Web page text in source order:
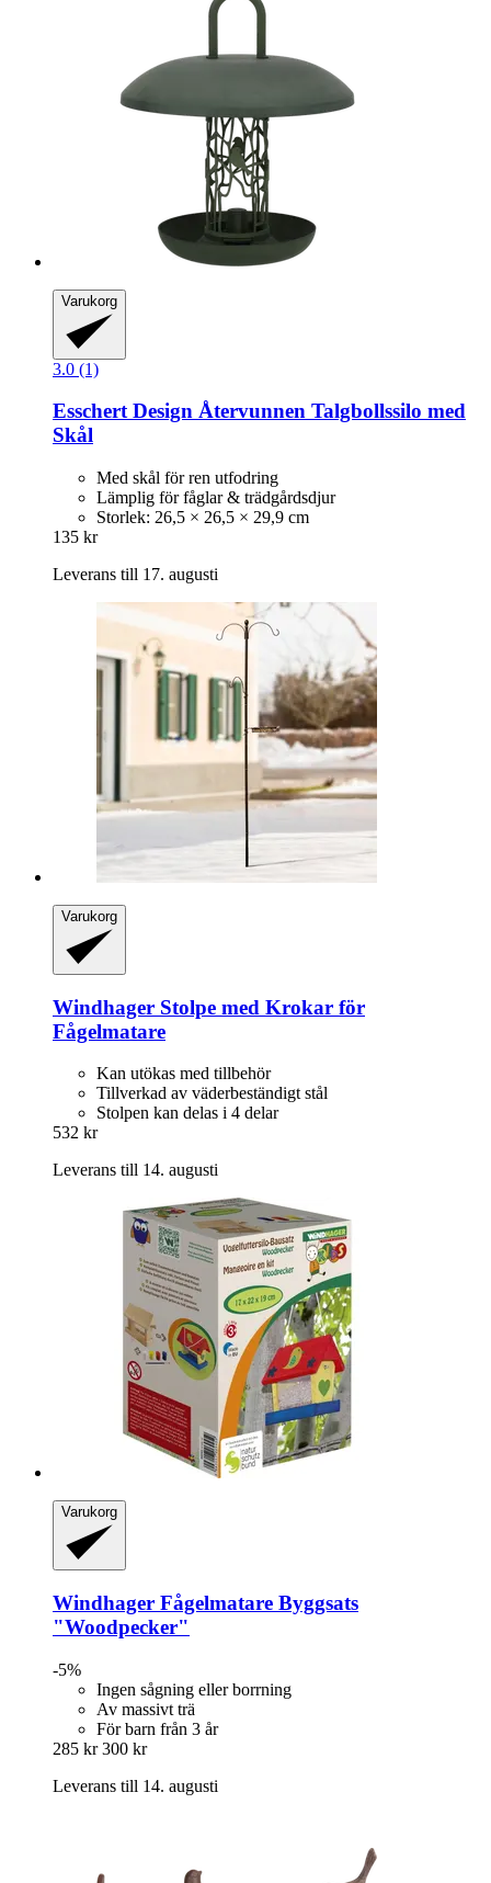
Varukorg
3.0 (1)
Esschert Design Återvunnen Talgbollssilo med
Skål
Med skål för ren utfodring
Lämplig för fåglar & trädgårdsdjur
Storlek: 26,5 × 26,5 × 29,9 cm
135 kr
Leverans till 17. augusti
Varukorg
Windhager Stolpe med Krokar för
Fågelmatare
Kan utökas med tillbehör
Tillverkad av väderbeständigt stål
Stolpen kan delas i 4 delar
532 kr
Leverans till 14. augusti
Varukorg
Windhager Fågelmatare Byggsats
"Woodpecker"
-5%
Ingen sågning eller borrning
Av massivt trä
För barn från 3 år
285 kr 300 kr
Leverans till 14. augusti